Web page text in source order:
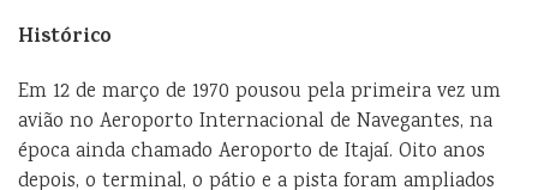
Histórico
Em 12 de março de 1970 pousou pela primeira vez um
avião no Aeroporto Internacional de Navegantes, na
época ainda chamado Aeroporto de Itajaí. Oito anos
depois, o terminal, o pátio e a pista foram ampliados